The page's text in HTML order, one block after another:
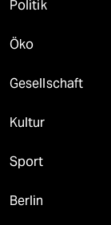
Politik
Öko
Gesellschaft
Kultur
Sport
Berlin